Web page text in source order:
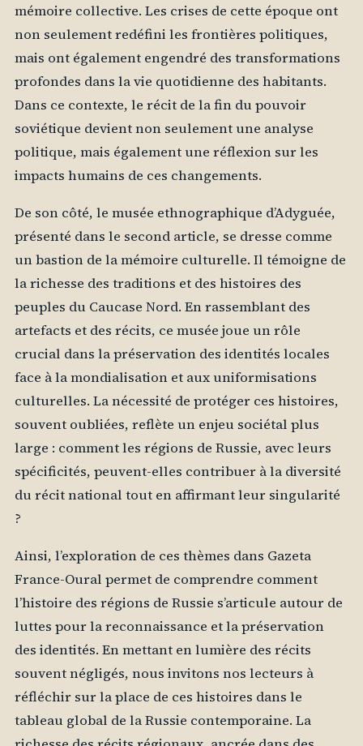
mémoire collective. Les crises de cette époque ont
non seulement redéfini les frontières politiques,
mais ont également engendré des transformations
profondes dans la vie quotidienne des habitants.
Dans ce contexte, le récit de la fin du pouvoir
soviétique devient non seulement une analyse
politique, mais également une réflexion sur les
impacts humains de ces changements.
De son côté, le musée ethnographique d’Adyguée,
présenté dans le second article, se dresse comme
un bastion de la mémoire culturelle. Il témoigne de
la richesse des traditions et des histoires des
peuples du Caucase Nord. En rassemblant des
artefacts et des récits, ce musée joue un rôle
crucial dans la préservation des identités locales
face à la mondialisation et aux uniformisations
culturelles. La nécessité de protéger ces histoires,
souvent oubliées, reflète un enjeu sociétal plus
large : comment les régions de Russie, avec leurs
spécificités, peuvent-elles contribuer à la diversité
du récit national tout en affirmant leur singularité
?
Ainsi, l’exploration de ces thèmes dans Gazeta
France-Oural permet de comprendre comment
l’histoire des régions de Russie s’articule autour de
luttes pour la reconnaissance et la préservation
des identités. En mettant en lumière des récits
souvent négligés, nous invitons nos lecteurs à
réfléchir sur la place de ces histoires dans le
tableau global de la Russie contemporaine. La